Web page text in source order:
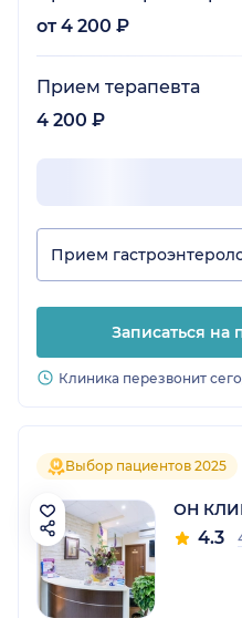
от 4 200 ₽
Прием терапевта
4 200 ₽
Прием
Записаться на
Клиника перезвонит
Выбор пациентов 2025
ОН
4.3